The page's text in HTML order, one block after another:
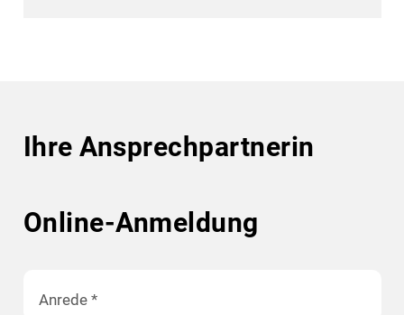
Ihre Ansprechpartnerin
Online-Anmeldung
Anrede *